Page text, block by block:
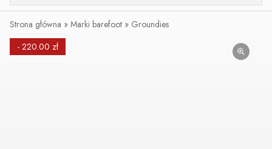
Strona główna » Marki barefoot » Groundies
- 220.00 zł